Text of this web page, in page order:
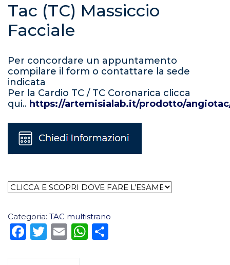
Tac (TC) Massiccio
Facciale
Per concordare un appuntamento
compilare il form o contattare la sede
indicata
Per la Cardio TC / TC Coronarica clicca
qui.. https://artemisialab.it/prodotto/
Categoria: TAC multistrano
Facebook
Twitter
EmailWhatsApp